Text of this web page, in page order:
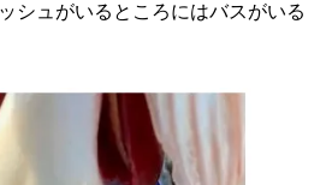
シュがいるところにはバスがいる